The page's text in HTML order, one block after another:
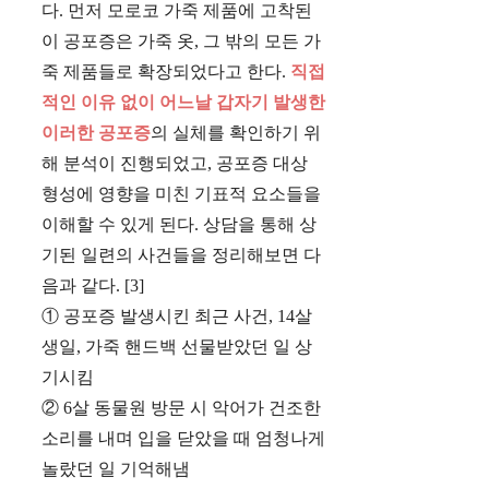
다. 먼저 모로코 가죽 제품에 고착된
이 공포증은 가죽 옷, 그 밖의 모든 가
죽 제품들로 확장되었다고 한다. 직접
적인 이유 없이 어느날 갑자기 발생한
이러한 공포증의 실체를 확인하기 위
해 분석이 진행되었고, 공포증 대상
형성에 영향을 미친 기표적 요소들을
이해할 수 있게 된다. 상담을 통해 상
기된 일련의 사건들을 정리해보면 다
음과 같다. [3]
① 공포증 발생시킨 최근 사건, 14살
생일, 가죽 핸드백 선물받았던 일 상
기시킴
② 6살 동물원 방문 시 악어가 건조한
소리를 내며 입을 닫았을 때 엄청나게
놀랐던 일 기억해냄